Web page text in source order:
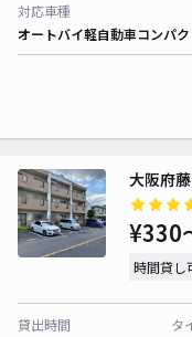
対応車種
オートバイ軽自動車コンパ
大阪府
¥330
時間貸し
貸出時間
タ